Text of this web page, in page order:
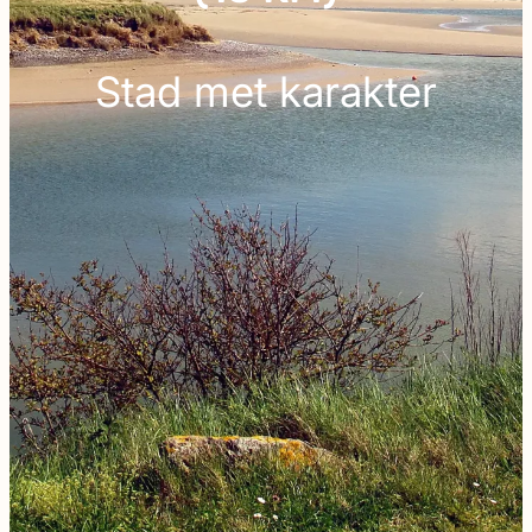
Stad met karakter